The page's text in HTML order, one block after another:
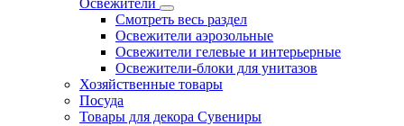
Освежители
Смотреть весь раздел
Освежители аэрозольные
Освежители гелевые и интерьерные
Освежители-блоки для унитазов
Хозяйственные товары
Посуда
Товары для декора Сувениры